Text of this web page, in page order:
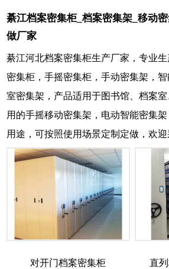
綦江档案密集柜_档案密集架_移动
做厂家
綦江河北档案密集柜生产厂家，专业
密集柜，手摇密集柜，手动密集架，
室密集架，产品适用于图书馆、档案
用的手摇移动密集架，电动智能密集
用途，可按照使用场景定制定做，欢迎
对开门档案密集柜 直